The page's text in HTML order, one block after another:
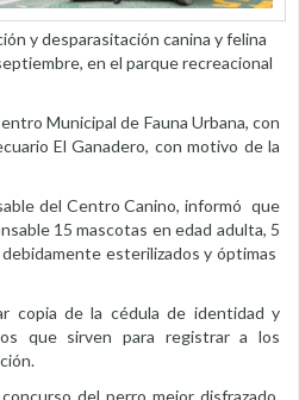
y desparasitación canina y felina
en el parque recreacional
Municipal de Fauna Urbana, con
El Ganadero, con motivo de la
del Centro Canino, informó que
15 mascotas en edad adulta, 5
esterilizados y óptimas
copia de la cédula de identidad y
que sirven para registrar a los